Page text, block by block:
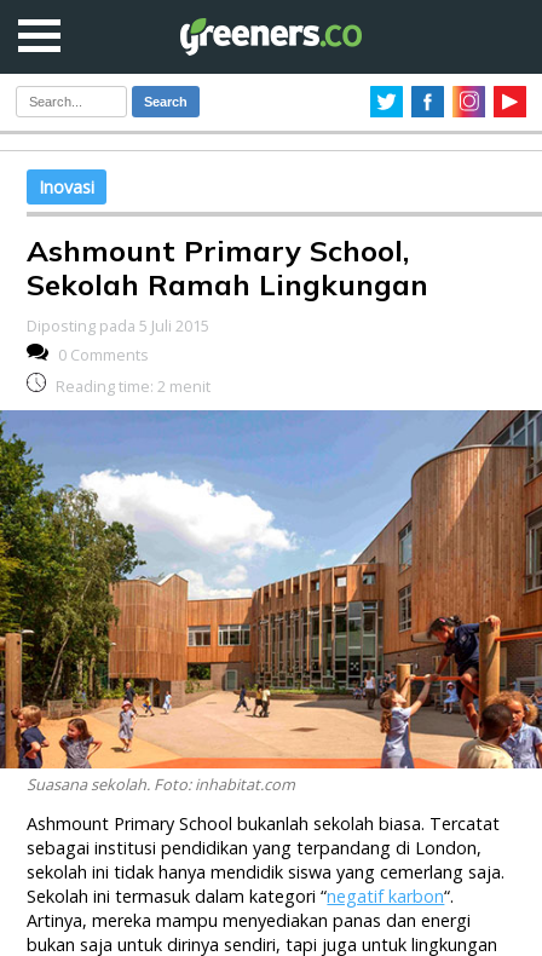
Search
Inovasi
Ashmount Primary School,
Sekolah Ramah Lingkungan
Diposting pada 5 Juli 2015
0 Comments
Reading time: 2 menit
Suasana sekolah. Foto: inhabitat.com
Ashmount Primary School bukanlah sekolah biasa. Tercatat
sebagai institusi pendidikan yang terpandang di London,
sekolah ini tidak hanya mendidik siswa yang cemerlang saja.
Sekolah ini termasuk dalam kategori “negatif karbon“.
Artinya, mereka mampu menyediakan panas dan energi
bukan saja untuk dirinya sendiri, tapi juga untuk lingkungan